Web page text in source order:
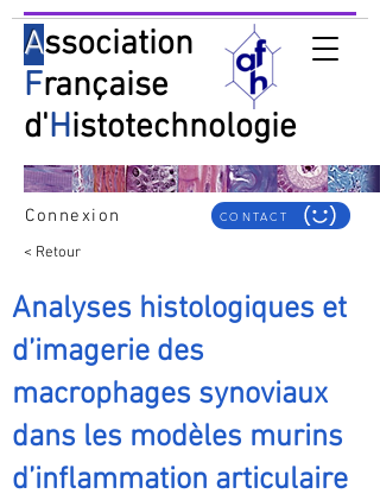
Association
Française
d'Histotechnologie
Connexion CONTACT
< Retour
Analyses histologiques et
d’imagerie des
macrophages synoviaux
dans les modèles murins
d’inflammation articulaire